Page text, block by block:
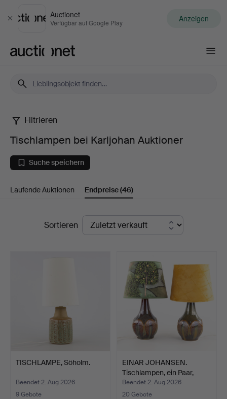
Schließen
Auctionet
Verfügbar auf Google Play Anzeigen
Tischlampen
bei
Karljohan
Auktioner
Filtrieren
Tischlampen bei Karljohan Auktioner
Suche speichern
Laufende Auktionen Endpreise(46)
EndpreiseSortieren
TISCHLAMPE, Söholm.
Beendet 2. Aug 2026
9 Gebote
EINAR JOHANSEN.
Tischlampen, ein Paar,
Söh…
Beendet 2. Aug 2026
20 Gebote